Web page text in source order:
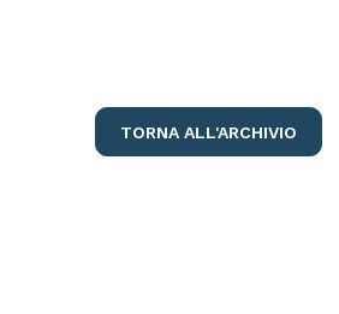
TORNA ALL'ARCHIVIO